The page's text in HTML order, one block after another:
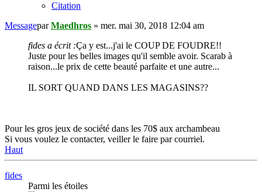
Citation
MessageparMaedhros » mer. mai 30, 2018 12:04 am
fides a écrit :Ça y est...j'ai le COUP DE FOUDRE!!
Juste pour les belles images qu'il semble avoir. Scarab à
raison...le prix de cette beauté parfaite et une autre...
IL SORT QUAND DANS LES MAGASINS??
Pour les gros jeux de société dans les 70$ aux archambeau
Si vous voulez le contacter, veiller le faire par courriel.
Haut
fides
Parmi les étoiles